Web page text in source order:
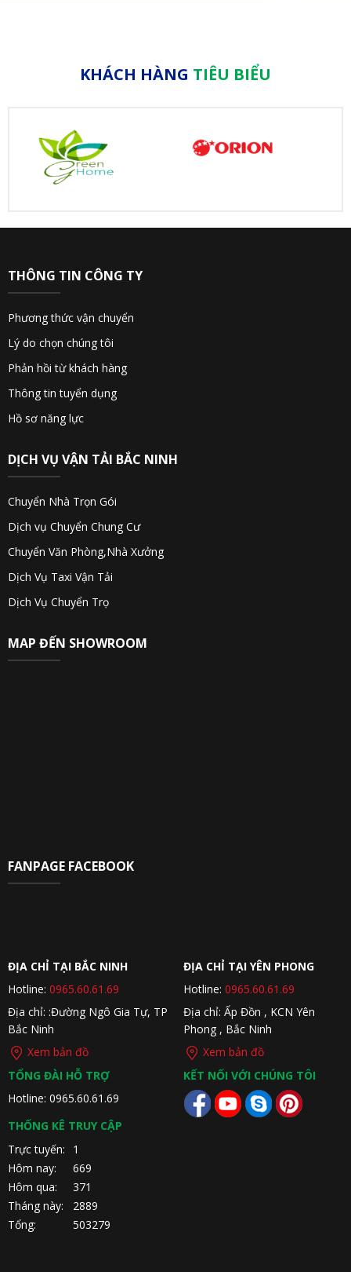
KHÁCH HÀNG TIÊU BIỂU
THÔNG TIN CÔNG TY
Phương thức vận chuyển
Lý do chọn chúng tôi
Phản hồi từ khách hàng
Thông tin tuyển dụng
Hồ sơ năng lực
DỊCH VỤ VẬN TẢI BẮC NINH
Chuyển Nhà Trọn Gói
Dịch vụ Chuyển Chung Cư
Chuyển Văn Phòng,Nhà Xưởng
Dịch Vụ Taxi Vận Tải
Dịch Vụ Chuyển Trọ
MAP ĐẾN SHOWROOM
FANPAGE FACEBOOK
ĐỊA CHỈ TẠI BẮC NINH
Hotline: 0965.60.61.69
Địa chỉ: :Đường Ngô Gia Tự, TP
Bắc Ninh
Xem bản đồ
ĐỊA CHỈ TẠI YÊN PHONG
Hotline: 0965.60.61.69
Địa chỉ: Ấp Đồn , KCN Yên
Phong , Bắc Ninh
Xem bản đồ
TỔNG ĐÀI HỖ TRỢ
Hotline: 0965.60.61.69
KẾT NỐI VỚI CHÚNG TÔI
THỐNG KÊ TRUY CẬP
Trực tuyến:
1
Hôm nay:
669
Hôm qua:
371
Tháng này:
2889
Tổng:
503279